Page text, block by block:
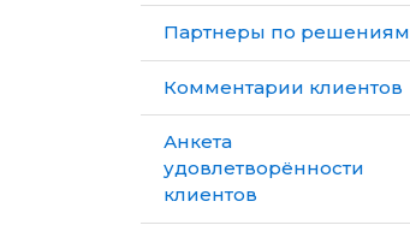
Партнеры по решениям
Комментарии клиентов
Анкета
удовлетворённости
клиентов